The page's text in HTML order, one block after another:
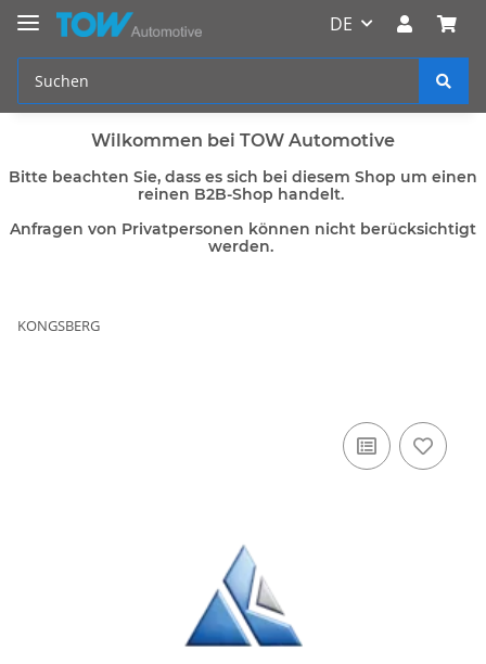
DE
Wilkommen bei TOW Automotive
Bitte beachten Sie, dass es sich bei diesem Shop um einen
reinen B2B-Shop handelt.
Anfragen von Privatpersonen können nicht berücksichtigt
werden.
KONGSBERG